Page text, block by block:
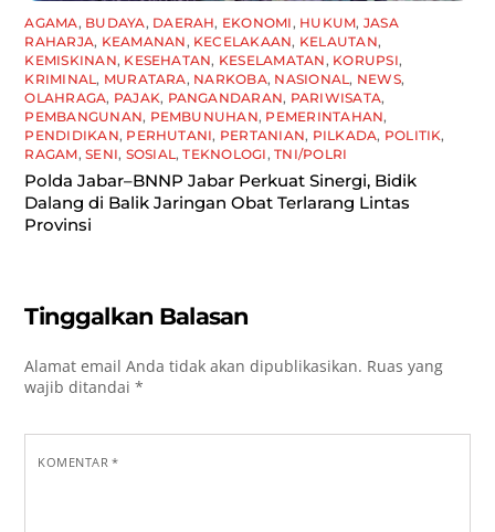
AGAMA, BUDAYA, DAERAH, EKONOMI , HUKUM, JASA
RAHARJA, KEAMANAN , KECELAKAAN, KELAUTAN,
KEMISKINAN, KESEHATAN, KESELAMATAN , KORUPSI,
KRIMINAL , MURATARA, NARKOBA, NASIONAL , NEWS,
OLAHRAGA, PAJAK, PANGANDARAN, PARIWISATA,
PEMBANGUNAN, PEMBUNUHAN, PEMERINTAHAN,
PENDIDIKAN, PERHUTANI, PERTANIAN, PILKADA, POLITIK,
RAGAM,SENI, SOSIAL ,TEKNOLOGI ,TNI/POLRI
Polda Jabar–BNNP Jabar Perkuat Sinergi, Bidik
Dalang di Balik Jaringan Obat Terlarang Lintas
Provinsi
Tinggalkan Balasan
Alamat email Anda tidak akan dipublikasikan. Ruas yang
wajib ditandai*
KOMENTAR*